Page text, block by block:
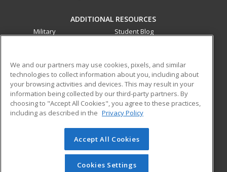
ADDITIONAL RESOURCES
Military
Student Blog
ed2go partners with this academic institution to provide
best-in-class non-credit online continuing education courses
that empower today’s workforce with relevant and
transferable skills needed for career growth in high-demand
© 2026 ed2go, a division of Cengage Learning. All rights
reserved. The material on this site cannot be reproduced or
redistributed unless you have obtained prior written
We and our partners may use cookies, pixels, and similar
technologies to collect information about you, including about
your browsing activities and devices. This may result in your
information being collected by our third-party partners. By
choosing to "Accept All Cookies", you agree to these practices,
including as described in the Privacy Policy
Accept All Cookies
Cookies Settings